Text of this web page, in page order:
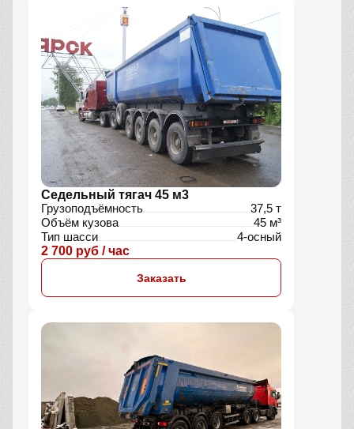
Седельный тягач 45 м3
Грузоподъёмность
37,5 т
Объём кузова
45 м³
Тип шасси
4-осный
2 700 руб / час
Заказать